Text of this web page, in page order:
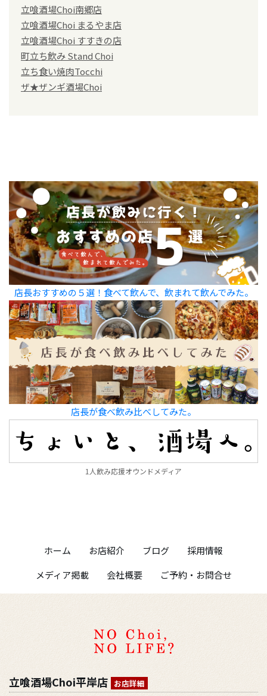
立喰酒場Choi南郷店
立喰酒場Choi まるやま店
立喰酒場Choi すすきの店
町立ち飲み Stand Choi
立ち食い焼肉Tocchi
ザ★ザンギ酒場Choi
店長おすすめの５選！食べて飲んで、飲まれて飲んでみた。
店長が食べ飲み比べしてみた。
1人飲み応援オウンドメディア
ホーム お店紹介 ブログ
採用情報
メディア掲載
会社概要 ご予約・お問合せ
立喰酒場Choi平岸店 お店詳細